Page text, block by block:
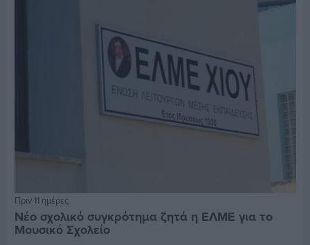
Πριν 11 ημέρες
Νέο σχολικό συγκρότημα ζητά η ΕΛΜΕ για το
Μουσικό Σχολείο